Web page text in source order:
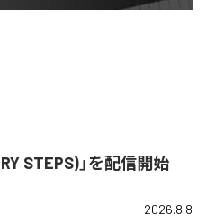
STEPS)」を配信開始
2026.8.8